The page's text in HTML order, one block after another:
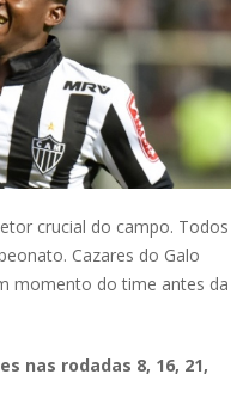
crucial do campo. Todos
Cazares do Galo
momento do time antes da
nas rodadas 8, 16, 21,